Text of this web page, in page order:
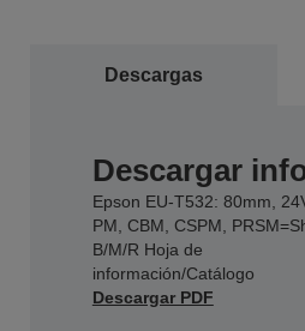
Descargas
Descargar
Epson EU-T532: 80mm,
PM, CBM, CSPM,
B/M/R Hoja de
información/Catálogo
Descargar PDF